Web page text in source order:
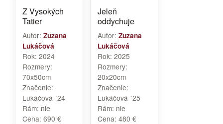
Z Vysokých
Tatier
Autor: Zuzana
Lukáčová
Rok: 2024
Rozmery:
70x50cm
Značenie:
Lukáčová ´24
Rám: nie
Cena: 690 €
Jeleň
oddychuje
Autor: Zuzana
Lukáčová
Rok: 2025
Rozmery:
20x20cm
Značenie:
Lukáčová ´25
Rám: nie
Cena: 480 €